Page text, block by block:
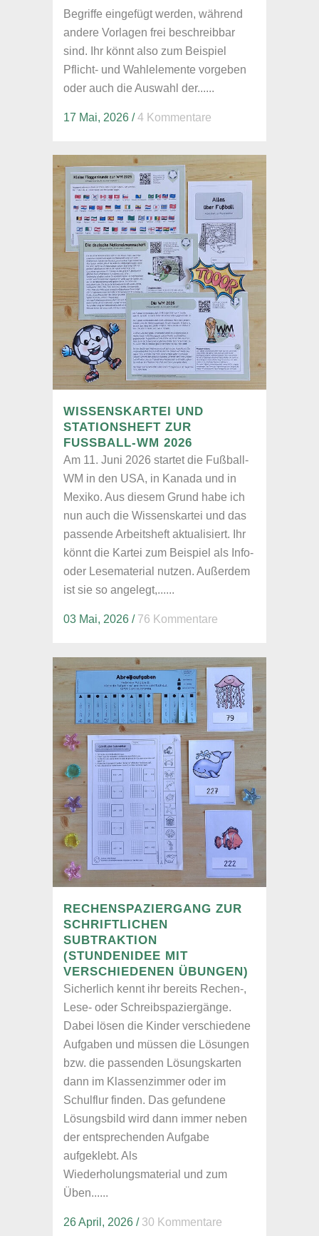
Begriffe eingefügt werden, während
andere Vorlagen frei beschreibbar
sind. Ihr könnt also zum Beispiel
Pflicht- und Wahlelemente vorgeben
oder auch die Auswahl der......
17 Mai, 2026 /4 Kommentare
WISSENSKARTEI UND
STATIONSHEFT ZUR
FUSSBALL-WM 2026
Am 11. Juni 2026 startet die Fußball-
WM in den USA, in Kanada und in
Mexiko. Aus diesem Grund habe ich
nun auch die Wissenskartei und das
passende Arbeitsheft aktualisiert. Ihr
könnt die Kartei zum Beispiel als Info-
oder Lesematerial nutzen. Außerdem
ist sie so angelegt,......
03 Mai, 2026 / 76 Kommentare
RECHENSPAZIERGANG ZUR
SCHRIFTLICHEN
SUBTRAKTION
(STUNDENIDEE MIT
VERSCHIEDENEN ÜBUNGEN)
Sicherlich kennt ihr bereits Rechen-,
Lese- oder Schreibspaziergänge.
Dabei lösen die Kinder verschiedene
Aufgaben und müssen die Lösungen
bzw. die passenden Lösungskarten
dann im Klassenzimmer oder im
Schulflur finden. Das gefundene
Lösungsbild wird dann immer neben
der entsprechenden Aufgabe
aufgeklebt. Als
Wiederholungsmaterial und zum
Üben......
26 April, 2026 / 30 Kommentare